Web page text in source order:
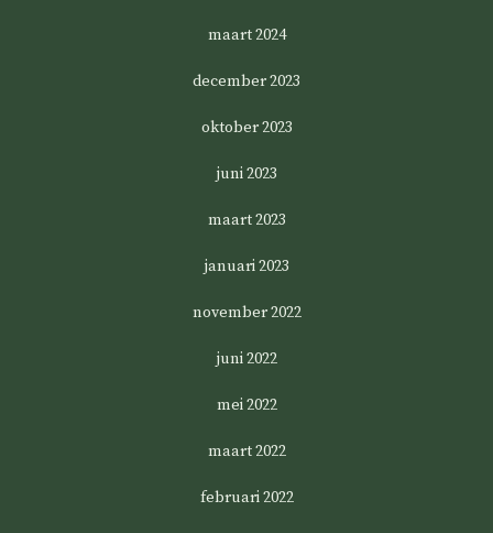
maart 2024
december 2023
oktober 2023
juni 2023
maart 2023
januari 2023
november 2022
juni 2022
mei 2022
maart 2022
februari 2022